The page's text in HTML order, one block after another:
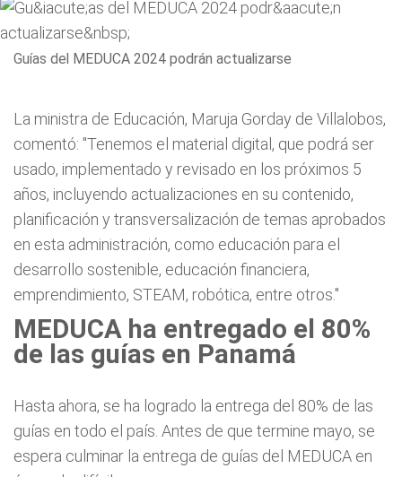
Guías del MEDUCA 2024 podrán actualizarse
La ministra de Educación, Maruja Gorday de Villalobos,
comentó: "Tenemos el material digital, que podrá ser
usado, implementado y revisado en los próximos 5
años, incluyendo actualizaciones en su contenido,
planificación y transversalización de temas aprobados
en esta administración, como educación para el
desarrollo sostenible, educación financiera,
emprendimiento, STEAM, robótica, entre otros."
MEDUCA ha entregado el 80%
de las guías en Panamá
Hasta ahora, se ha logrado la entrega del 80% de las
guías en todo el país. Antes de que termine mayo, se
espera culminar la entrega de guías del MEDUCA en